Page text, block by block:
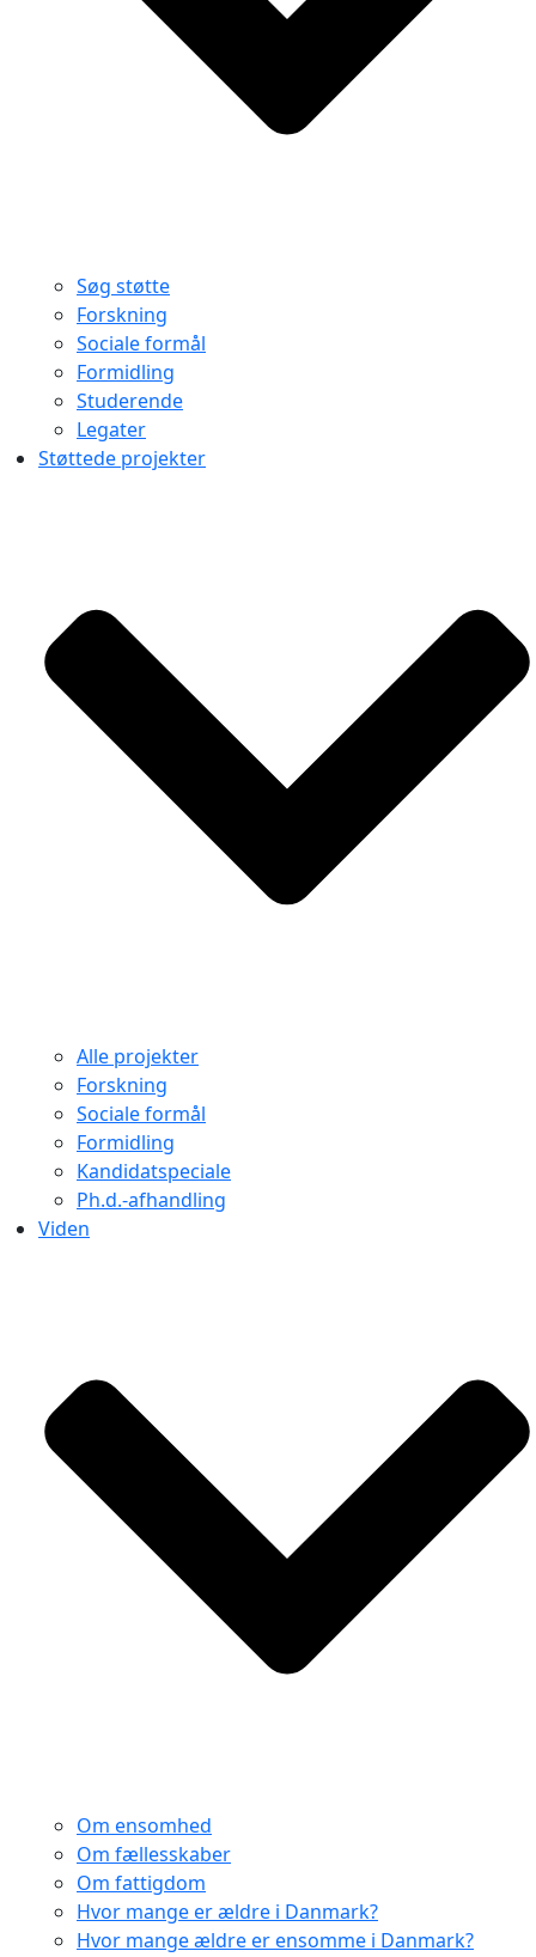
Søg støtte
Forskning
Sociale formål
Formidling
Studerende
Legater
Støttede projekter
Alle projekter
Forskning
Sociale formål
Formidling
Kandidatspeciale
Ph.d.-afhandling
Viden
Om ensomhed
Om fællesskaber
Om fattigdom
Hvor mange er ældre i Danmark?
Hvor mange ældre er ensomme i Danmark?